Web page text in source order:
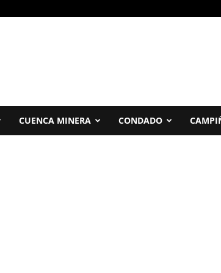
CUENCA MINERA CONDADO